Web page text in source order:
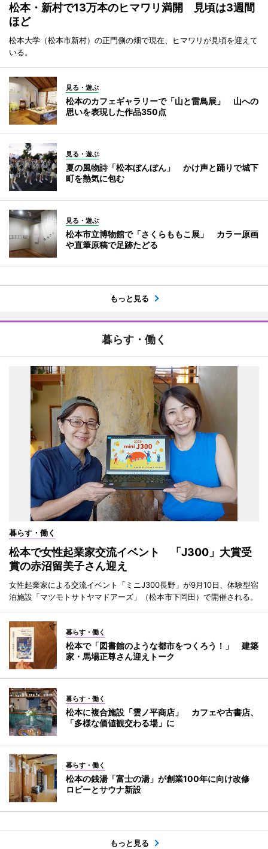
松本・新村で13万本のヒマワリ満開 見頃は3週間
ほど
松本大学（松本市新村）の正門側の畑で現在、ヒマワリが見頃を迎えて
いる。
見る・遊ぶ
松本のカフェギャラリーで「山と雷鳥展」 山への
思いを表現した作品350点
見る・遊ぶ
夏の風物詩「松本ぼんぼん」 かけ声と踊りで城下
町を熱気に包む
見る・遊ぶ
松本市立博物館で「さくらももこ展」 カラー原画
や直筆原稿で足跡たどる
もっと見る
暮らす・働く
暮らす・働く
松本で女性起業家交流イベント 「J300」大賞受
賞の赤沼留美子さん迎え
女性起業家による交流イベント「ミニJ300長野」が9月10日、体験型宿
泊施設「マツモトサトヤマドアーズ」（松本市下岡田）で開催される。
暮らす・働く
松本で「図書館のような都市をつくろう！」 建築
家・馬場正尊さん迎えトーク
暮らす・働く
松本に複合施設「雲ノ平商店」 カフェや古書店、
「多様な価値観交わる場」に
暮らす・働く
松本の銭湯「富士の湯」が創業100年に向け改修
ロビーとサウナ新設
もっと見る